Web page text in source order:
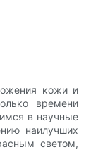
кожи и
времени
в научные
наилучших
светом,